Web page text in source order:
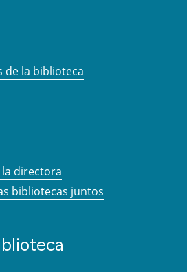
de la biblioteca
directora
bibliotecas juntos